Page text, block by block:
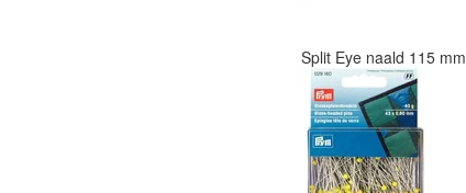
Split Eye naald 115 mm